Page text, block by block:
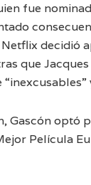
fue
decidió
que
Gascón optó
Película